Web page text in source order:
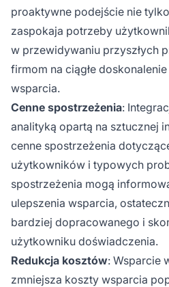
proaktywne podejście nie
zaspokaja potrzeby
w przewidywaniu przyszłych
firmom na ciągłe
wsparcia.
Cenne spostrzeżenia:
analityką opartą na sztucznej
cenne spostrzeżenia
użytkowników i typowych
spostrzeżenia mogą
ulepszenia wsparcia,
bardziej dopracowanego i
użytkowniku doświadczenia.
Redukcja kosztów: Wsparcie
zmniejsza koszty wsparcia